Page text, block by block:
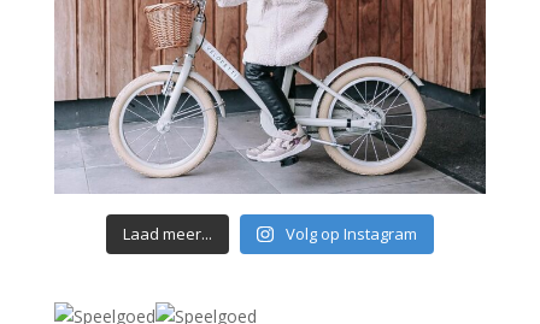
Laad meer... Volg op Instagram